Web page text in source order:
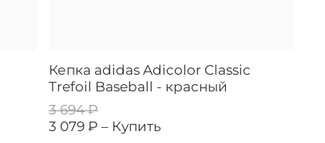
Кепка adidas Adicolor Classic
Trefoil Baseball - красный
3 694 ₽
3 079 ₽ – Купить